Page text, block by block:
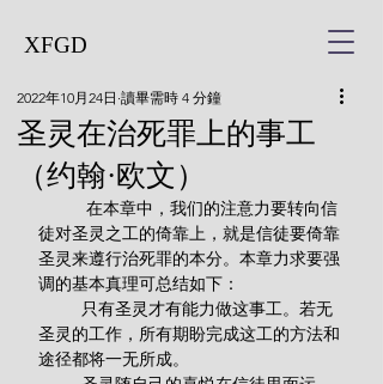
XFGD
圣灵在治死罪上的事工
（约翰·欧文）
2022年10月24日 讀畢需時 4 分鐘
徒对圣灵之工的倚靠上，就是信徒要倚靠
圣灵来遵行治死罪的本分。本章力求要强
调的基本真理可总结如下：
圣灵的工作，所有期盼完成这工的方法和
途径都将一无所成。